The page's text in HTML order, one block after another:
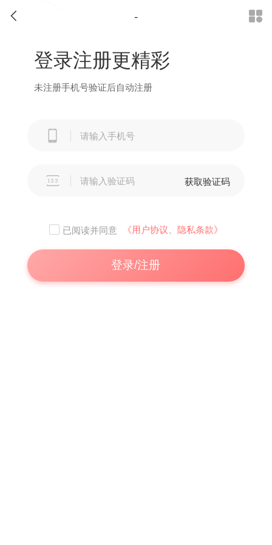
 -
登录注册更精彩
未注册手机号验证后自动注册
 获取验证码
已阅读并同意 《用户协议、隐私条款》
登录/注册
